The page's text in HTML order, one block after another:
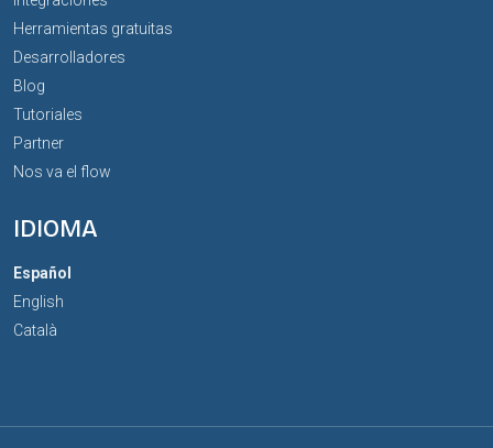
Herramientas gratuitas
Desarrolladores
Blog
Tutoriales
Partner
Nos va el flow
IDIOMA
Español
English
Català